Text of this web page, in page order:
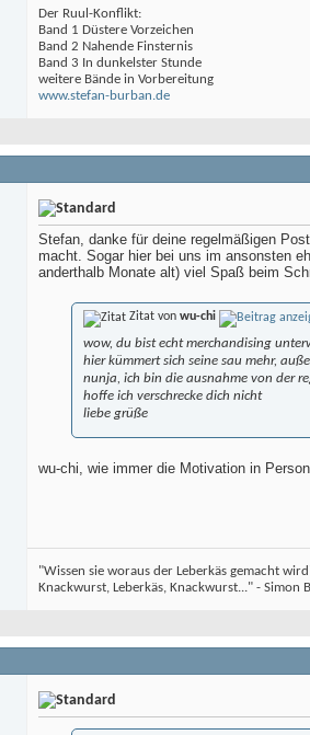
Der Ruul-Konflikt:
Band 1 Düstere Vorzeichen
Band 2 Nahende Finsternis
Band 3 In dunkelster Stunde
weitere Bände in Vorbereitung
www.stefan-burban.de
Stefan, danke für deine regelmäßigen
macht. Sogar hier bei uns im ansonsten
anderthalb Monate alt) viel Spaß beim
Zitat von wu-chi
wow, du bist echt merchandising
hier kümmert sich seine sau mehr,
nunja, ich bin die ausnahme von der
hoffe ich verschrecke dich nicht
liebe grüße
wu-chi, wie immer die Motivation in
"Wissen sie woraus der Leberkäs gemacht
Knackwurst, Leberkäs, Knackwurst..." - Simon